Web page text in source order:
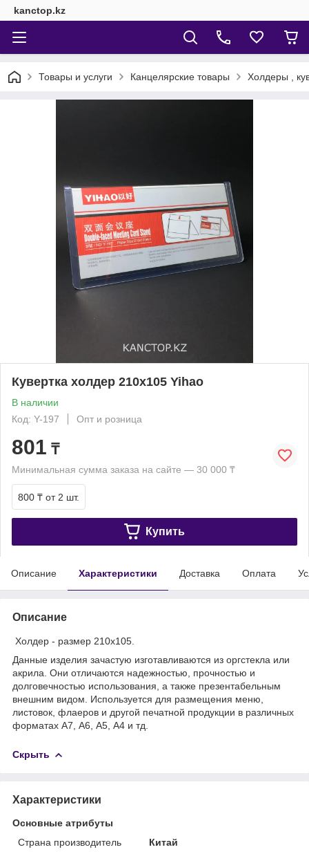
kanctop.kz
Товары и услуги Канцелярские товары Холдеры ,
Кувертка холдер 210x105 Yihao
В наличии
Код: Y-197
Опт и розница
801 ₸
Минимальная сумма заказа на сайте — 30 000 ₸
800 ₸ от 2 шт.
Купить
Описание Характеристики Доставка Оплата
Описание
Холдер - размер 210х105.
Данные изделия зачастую изготавливаются из оргстекла или
акрила. Они отличаются надежностью, прочностью и
долговечностью использования, а также презентабельным
внешним видом. Используется для размещения меню,
листовок, флаеров и другой печатной продукции в различных
форматах А7, А6, А5, А4 и тд.
Скрыть
Характеристики
Основные атрибуты
Страна производитель
Китай